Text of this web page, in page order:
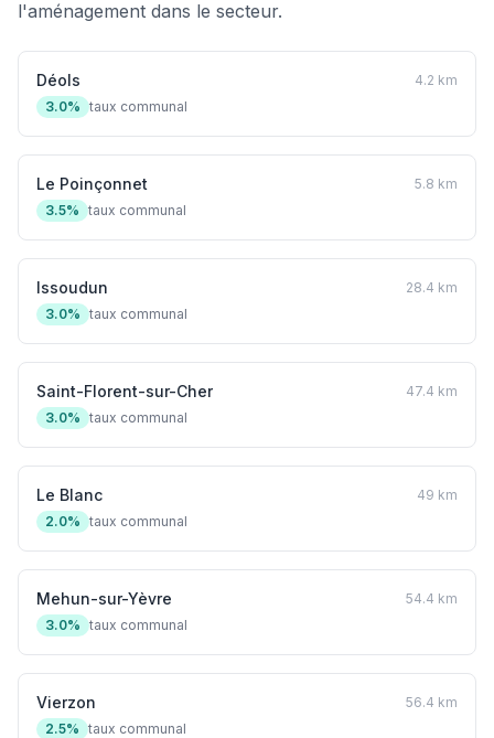
l'aménagement dans le secteur.
Déols
4.2 km
3.0% taux communal
Le Poinçonnet
5.8 km
3.5% taux communal
Issoudun
28.4 km
3.0% taux communal
Saint-Florent-sur-Cher
47.4 km
3.0% taux communal
Le Blanc
49 km
2.0% taux communal
Mehun-sur-Yèvre
54.4 km
3.0% taux communal
Vierzon
56.4 km
2.5% taux communal